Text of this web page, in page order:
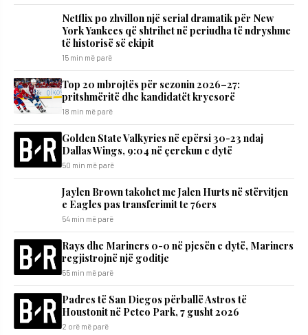
Netflix po zhvillon një serial dramatik për New
York Yankees që shtrihet në periudha të ndryshme
të historisë së ekipit
15 min më parë
Top 20 mbrojtës për sezonin 2026–27:
pritshmëritë dhe kandidatët kryesorë
18 min më parë
Golden State Valkyries në epërsi 30-23 ndaj
Dallas Wings, 9:04 në çerekun e dytë
50 min më parë
Jaylen Brown takohet me Jalen Hurts në stërvitjen
e Eagles pas transferimit te 76ers
54 min më parë
Rays dhe Mariners 0-0 në pjesën e dytë, Mariners
regjistrojnë një goditje
55 min më parë
Padres të San Diegos përballë Astros të
Houstonit në Petco Park, 7 gusht 2026
2 orë më parë